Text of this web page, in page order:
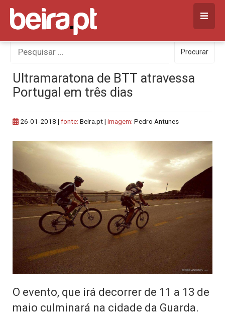
Skip
content
Procurar
por:
Procurar
Ultramaratona de BTT atravessa
Portugal em três dias
26-01-2018 | fonte: Beira.pt | imagem: Pedro Antunes
O evento, que irá decorrer de 11 a 13 de
maio culminará na cidade da Guarda.